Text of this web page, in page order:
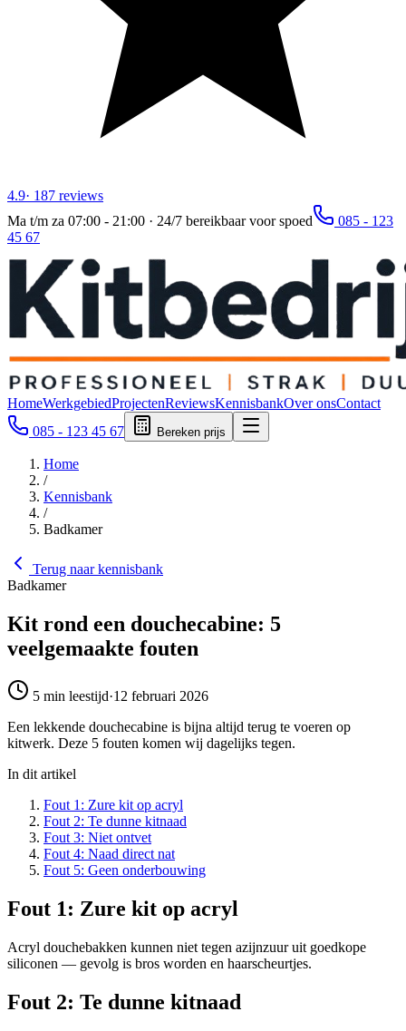
4.9· 187 reviews
Ma t/m za 07:00 - 21:00 · 24/7 bereikbaar voor spoed
085 - 123
45 67
HomeWerkgebiedProjectenReviewsKennisbankOver onsContact
085 - 123 45 67
Bereken prijs
Home
/
Kennisbank
/
Badkamer
Terug naar kennisbank
Badkamer
Kit rond een douchecabine: 5
veelgemaakte fouten
5 min leestijd·12 februari 2026
Een lekkende douchecabine is bijna altijd terug te voeren op
kitwerk. Deze 5 fouten komen wij dagelijks tegen.
In dit artikel
Fout 1: Zure kit op acryl
Fout 2: Te dunne kitnaad
Fout 3: Niet ontvet
Fout 4: Naad direct nat
Fout 5: Geen onderbouwing
Fout 1: Zure kit op acryl
Acryl douchebakken kunnen niet tegen azijnzuur uit goedkope
siliconen — gevolg is bros worden en haarscheurtjes.
Fout 2: Te dunne kitnaad